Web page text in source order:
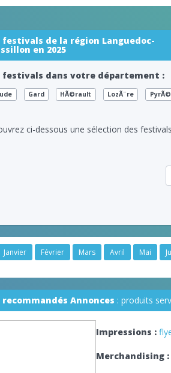
festivals de la région Languedoc-
en 2025
festivals dans votre département :
Gard HÃ©rault LozÃ¨re
ci-dessous une sélection des
Janvier Février Mars Avril Mai
recommandés Annonces : produits
Impressions :
Merchandising :